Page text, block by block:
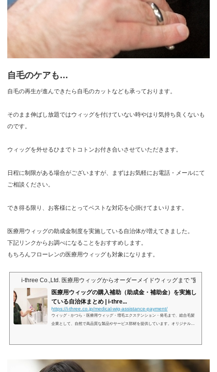
自毛のケアも…
自毛の再生が進んできたら自毛のカットなども承っております。
そのまま伸ばし放題ではウィッグを付けていない時やはり気持ち良くないも
のです。
ウィッグを外せるひまでトコトンお付き合いさせていただきます。
日程に制限がある場合がございますが、まずはお気軽にお電話・メールにて
ご相談ください。
でき得る限り、お客様にとってベストな対応を心掛けてまいります。
医療用ウィッグの助成金制度を実施している自治体が増えてきました。
下記リンクからお調べになることをおすすめします。
もちろんフローレンの医療用ウィッグも対象になります。
i-three Co.,Ltd. 医療用ウィッグからオーダーメイドウィッグまで ”髪” をト
医療用ウィッグの購入補助（助成金・補助金）を実施し
ている自治体まとめ | i-thre...
https://i-three.co.jp/medical-wig-assistance-payment/
ウィッグ・かつら・医療用ウィッグ・増毛エクステンション・発毛まで、総合毛髪
企業として、自然で高品質な製品やサービス部材を提供しています。オリジナルの